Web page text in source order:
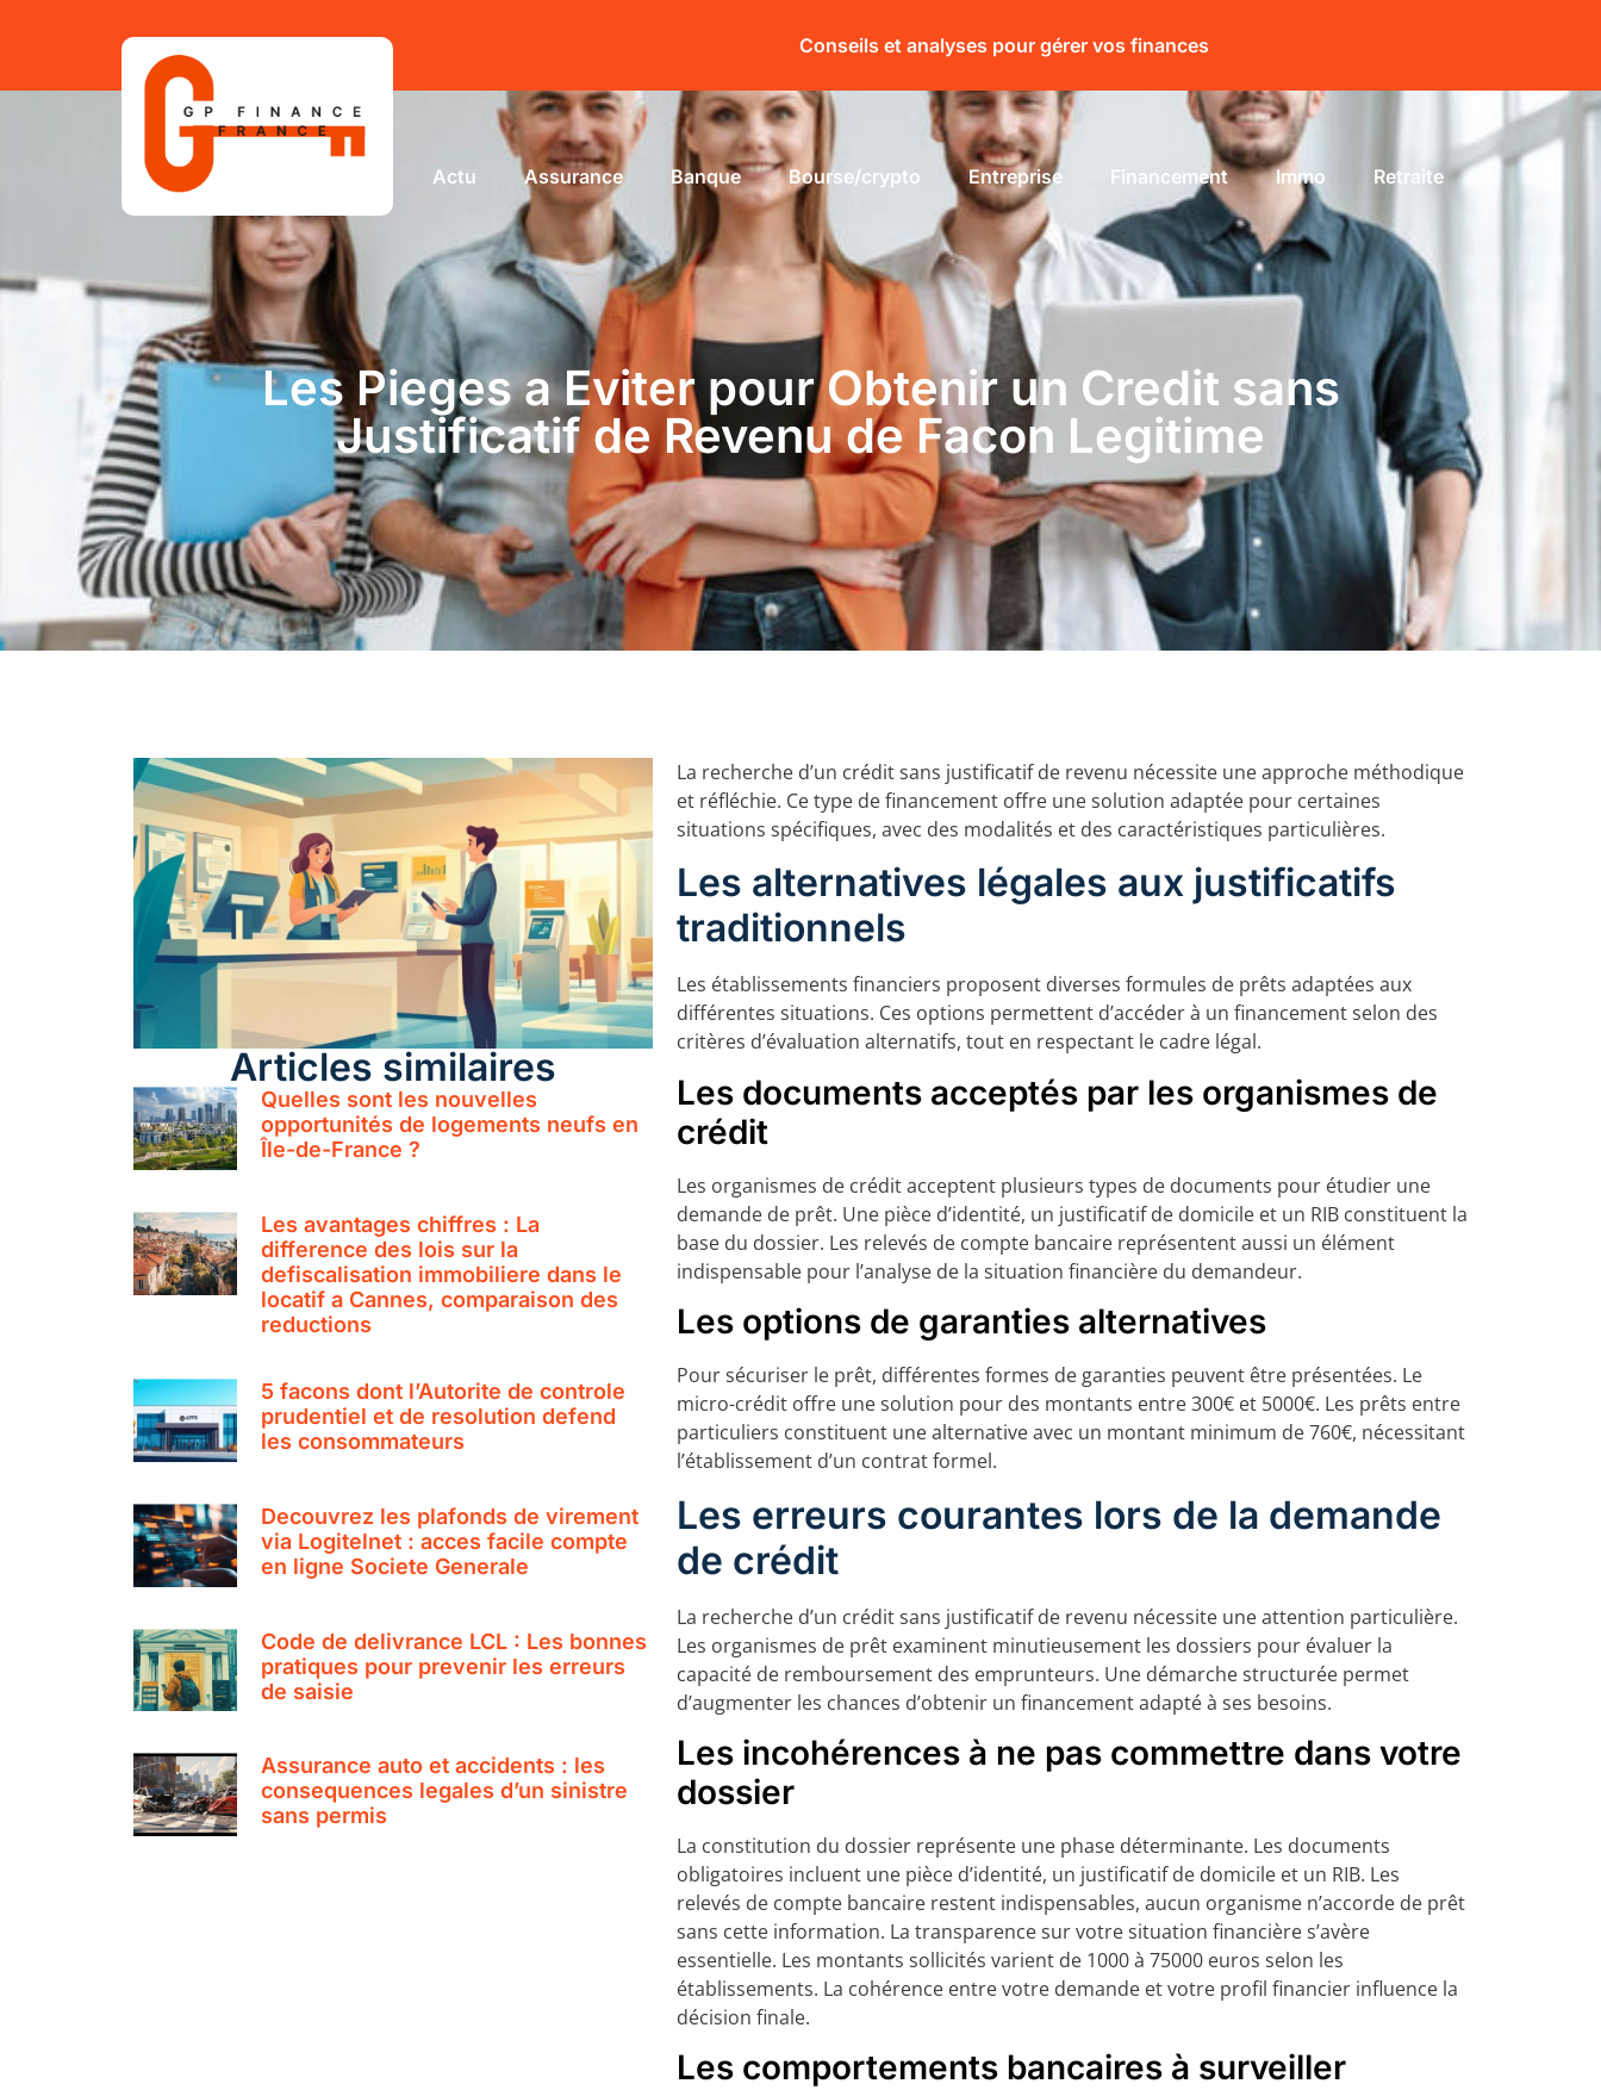
Conseils et analyses pour gérer vos finances
Actu Assurance Banque Bourse/crypto Entreprise Financement Immo Retraite
Les Pieges a Eviter pour Obtenir un Credit sans
Justificatif de Revenu de Facon Legitime
Articles similaires
Quelles sont les nouvelles
opportunités de logements neufs en
Île-de-France ?
Les avantages chiffres : La
difference des lois sur la
defiscalisation immobiliere dans le
locatif a Cannes, comparaison des
reductions
5 facons dont l’Autorite de controle
prudentiel et de resolution defend
les consommateurs
Decouvrez les plafonds de virement
via Logitelnet : acces facile compte
en ligne Societe Generale
Code de delivrance LCL : Les bonnes
pratiques pour prevenir les erreurs
de saisie
Assurance auto et accidents : les
consequences legales d’un sinistre
sans permis
La recherche d’un crédit sans justificatif de revenu nécessite une approche méthodique
et réfléchie. Ce type de financement offre une solution adaptée pour certaines
situations spécifiques, avec des modalités et des caractéristiques particulières.
Les alternatives légales aux justificatifs
traditionnels
Les établissements financiers proposent diverses formules de prêts adaptées aux
différentes situations. Ces options permettent d’accéder à un financement selon des
critères d’évaluation alternatifs, tout en respectant le cadre légal.
Les documents acceptés par les organismes de
crédit
Les organismes de crédit acceptent plusieurs types de documents pour étudier une
demande de prêt. Une pièce d’identité, un justificatif de domicile et un RIB constituent la
base du dossier. Les relevés de compte bancaire représentent aussi un élément
indispensable pour l’analyse de la situation financière du demandeur.
Les options de garanties alternatives
Pour sécuriser le prêt, différentes formes de garanties peuvent être présentées. Le
micro-crédit offre une solution pour des montants entre 300€ et 5000€. Les prêts entre
particuliers constituent une alternative avec un montant minimum de 760€, nécessitant
l’établissement d’un contrat formel.
Les erreurs courantes lors de la demande
de crédit
La recherche d’un crédit sans justificatif de revenu nécessite une attention particulière.
Les organismes de prêt examinent minutieusement les dossiers pour évaluer la
capacité de remboursement des emprunteurs. Une démarche structurée permet
d’augmenter les chances d’obtenir un financement adapté à ses besoins.
Les incohérences à ne pas commettre dans votre
dossier
La constitution du dossier représente une phase déterminante. Les documents
obligatoires incluent une pièce d’identité, un justificatif de domicile et un RIB. Les
relevés de compte bancaire restent indispensables, aucun organisme n’accorde de prêt
sans cette information. La transparence sur votre situation financière s’avère
essentielle. Les montants sollicités varient de 1000 à 75000 euros selon les
établissements. La cohérence entre votre demande et votre profil financier influence la
décision finale.
Les comportements bancaires à surveiller